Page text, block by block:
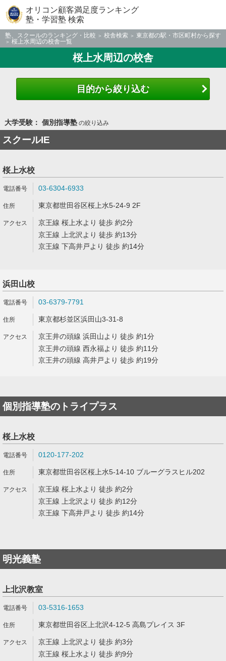
オリコン顧客満足度ランキング
塾・学習塾 検索
塾、スクールのランキング・比較 校舎検索
東京都の駅・市区町村から探す
桜上水周辺の校舎一覧
桜上水周辺の校舎
目的から絞り込む
大学受験： 個別指導塾の絞り込み
スクールIE
桜上水校
03-6304-6933
東京都世田谷区桜上水5-24-9 2F
京王線 桜上水より 徒歩 約2分
京王線 上北沢より 徒歩 約13分
京王線 下高井戸より 徒歩 約14分
浜田山校
03-6379-7791
東京都杉並区浜田山3-31-8
京王井の頭線 浜田山より 徒歩 約1分
京王井の頭線 西永福より 徒歩 約11分
京王井の頭線 高井戸より 徒歩 約19分
個別指導塾のトライプラス
桜上水校
0120-177-202
東京都世田谷区桜上水5-14-10 ブルーグラスヒル202
京王線 桜上水より 徒歩 約2分
京王線 上北沢より 徒歩 約12分
京王線 下高井戸より 徒歩 約14分
明光義塾
上北沢教室
03-5316-1653
東京都世田谷区上北沢4-12-5 高島プレイス 3F
京王線 上北沢より 徒歩 約3分
京王線 桜上水より 徒歩 約9分